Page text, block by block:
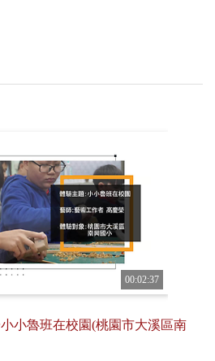
00:02:37
小魯班在校園(桃園市大溪區南